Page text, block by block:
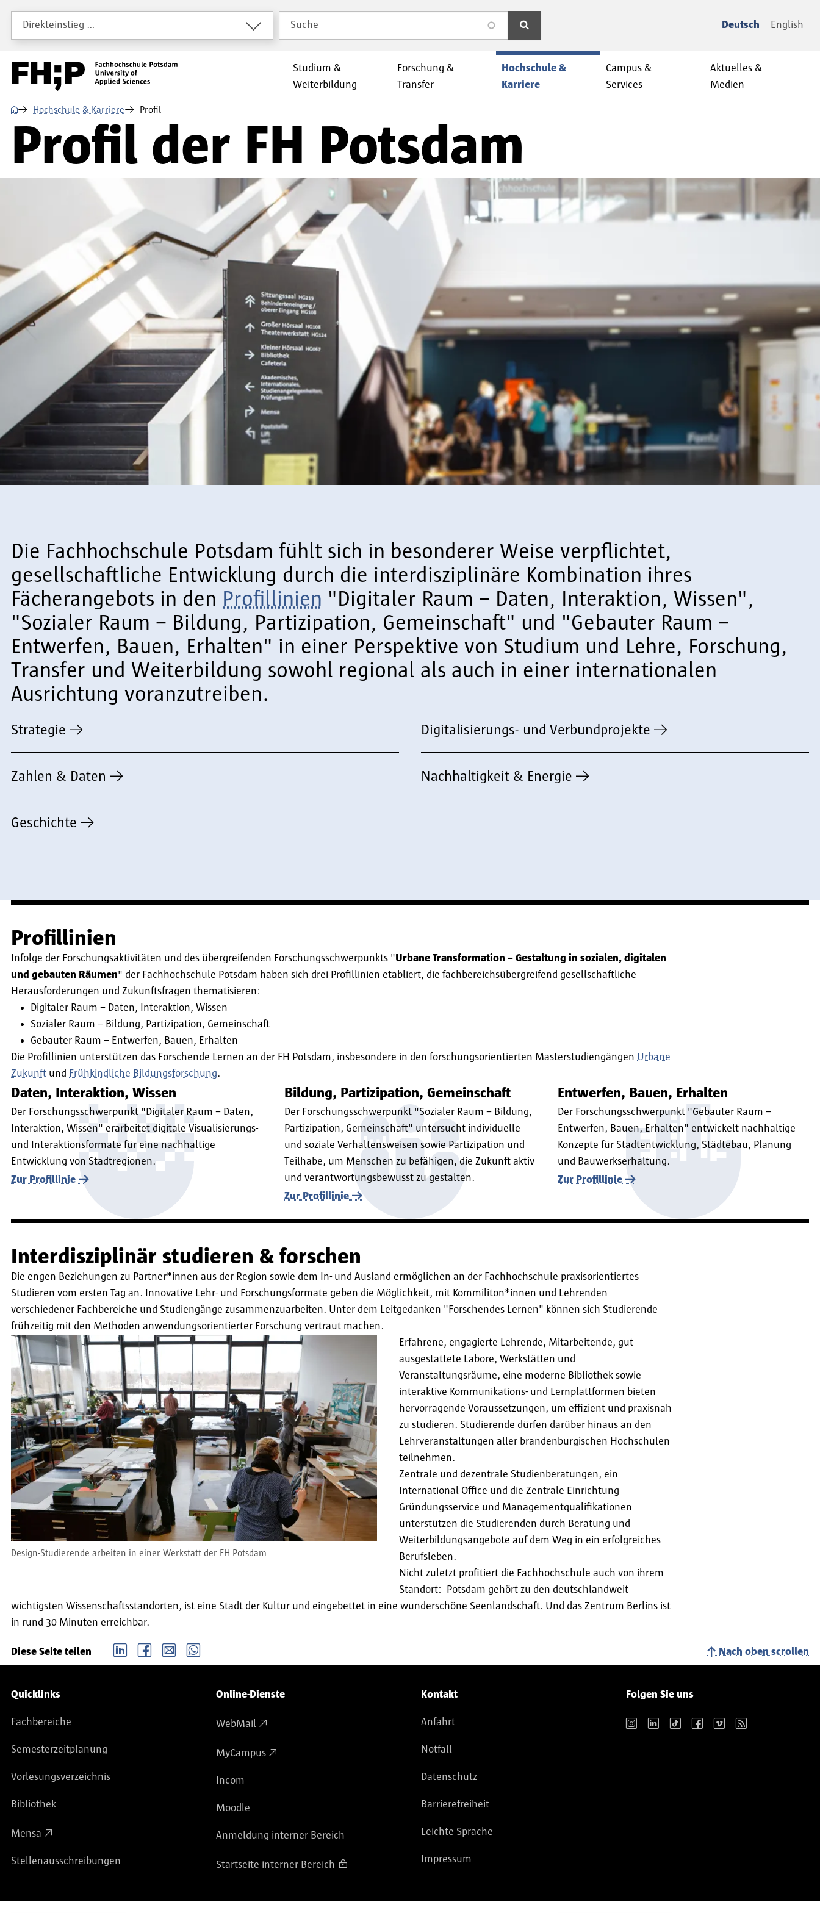
Direkt zum Inhalt
Direkt zur Hauptnavigation
Direkt zum Fußbereich
Direkteinstieg …
Suche
search Deutsch English
Studium &
Weiterbildung
Forschung &
Transfer
Hochschule &
Karriere
Campus &
Services
Aktuelles &
Medien
⌂ Hochschule & Karriere Profil
Profil der FH Potsdam
Die Fachhochschule Potsdam fühlt sich in besonderer Weise verpflichtet,
gesellschaftliche Entwicklung durch die interdisziplinäre Kombination ihres
Fächerangebots in den Profillinien "Digitaler Raum – Daten, Interaktion, Wissen",
"Sozialer Raum – Bildung, Partizipation, Gemeinschaft" und "Gebauter Raum –
Entwerfen, Bauen, Erhalten" in einer Perspektive von Studium und Lehre, Forschung,
Transfer und Weiterbildung sowohl regional als auch in einer internationalen
Ausrichtung voranzutreiben.
Strategie Digitalisierungs- und Verbundprojekte
Zahlen & Daten Nachhaltigkeit & Energie
Geschichte
Profillinien
Infolge der Forschungsaktivitäten und des übergreifenden Forschungsschwerpunkts "Urbane Transformation – Gestaltung in sozialen, digitalen
und gebauten Räumen" der Fachhochschule Potsdam haben sich drei Profillinien etabliert, die fachbereichsübergreifend gesellschaftliche
Herausforderungen und Zukunftsfragen thematisieren:
Digitaler Raum – Daten, Interaktion, Wissen
Sozialer Raum – Bildung, Partizipation, Gemeinschaft
Gebauter Raum – Entwerfen, Bauen, Erhalten
Die Profillinien unterstützen das Forschende Lernen an der FH Potsdam, insbesondere in den forschungsorientierten Masterstudiengängen Urbane
Zukunft und Frühkindliche Bildungsforschung.
Daten, Interaktion, Wissen
Der Forschungsschwerpunkt "Digitaler Raum – Daten,
Interaktion, Wissen" erarbeitet digitale Visualisierungs-
und Interaktionsformate für eine nachhaltige
Entwicklung von Stadtregionen.
Zur Profillinie
Bildung, Partizipation, Gemeinschaft
Der Forschungsschwerpunkt "Sozialer Raum – Bildung,
Partizipation, Gemeinschaft" untersucht individuelle
und soziale Verhaltensweisen sowie Partizipation und
Teilhabe, um Menschen zu befähigen, die Zukunft aktiv
und verantwortungsbewusst zu gestalten.
Zur Profillinie
Entwerfen, Bauen, Erhalten
Der Forschungsschwerpunkt "Gebauter Raum –
Entwerfen, Bauen, Erhalten" entwickelt nachhaltige
Konzepte für Stadtentwicklung, Städtebau, Planung
und Bauwerkserhaltung.
Zur Profillinie
Interdisziplinär studieren & forschen
Die engen Beziehungen zu Partner*innen aus der Region sowie dem In- und Ausland ermöglichen an der Fachhochschule praxisorientiertes
Studieren vom ersten Tag an. Innovative Lehr- und Forschungsformate geben die Möglichkeit, mit Kommiliton*innen und Lehrenden
verschiedener Fachbereiche und Studiengänge zusammenzuarbeiten. Unter dem Leitgedanken "Forschendes Lernen" können sich Studierende
frühzeitig mit den Methoden anwendungsorientierter Forschung vertraut machen.
Design-Studierende arbeiten in einer Werkstatt der FH Potsdam
Erfahrene, engagierte Lehrende, Mitarbeitende, gut
ausgestattete Labore, Werkstätten und
Veranstaltungsräume, eine moderne Bibliothek sowie
interaktive Kommunikations- und Lernplattformen bieten
hervorragende Voraussetzungen, um effizient und praxisnah
zu studieren. Studierende dürfen darüber hinaus an den
Lehrveranstaltungen aller brandenburgischen Hochschulen
teilnehmen.
Zentrale und dezentrale Studienberatungen, ein
International Office und die Zentrale Einrichtung
Gründungsservice und Managementqualifikationen
unterstützen die Studierenden durch Beratung und
Weiterbildungsangebote auf dem Weg in ein erfolgreiches
Berufsleben.
Nicht zuletzt profitiert die Fachhochschule auch von ihrem
Standort: Potsdam gehört zu den deutschlandweit
wichtigsten Wissenschaftsstandorten, ist eine Stadt der Kultur und eingebettet in eine wunderschöne Seenlandschaft. Und das Zentrum Berlins ist
in rund 30 Minuten erreichbar.
Diese Seite teilen LinkedIn Facebook email Whatsapp Nach oben scrollen
Service-Navigation
Quicklinks
Fachbereiche
Semesterzeitplanung
Vorlesungsverzeichnis
Bibliothek
Mensa
Stellenausschreibungen
Online-Dienste
WebMail
MyCampus
Incom
Moodle
Anmeldung interner Bereich
Startseite interner Bereich
Kontakt
Anfahrt
Notfall
Datenschutz
Barrierefreiheit
Leichte Sprache
Impressum
Folgen Sie uns
Instagram LinkedIn TikTok Facebook Vimeo RSS